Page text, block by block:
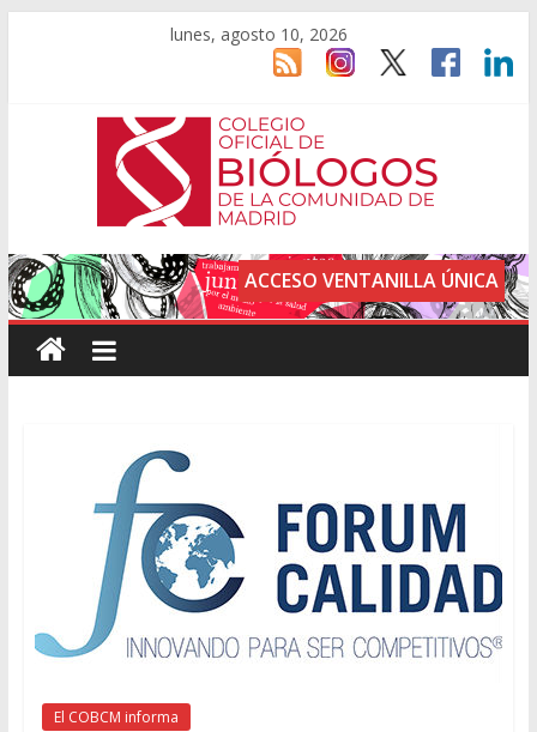
lunes, agosto 10, 2026
ACCESO VENTANILLA ÚNICA
El COBCM informa